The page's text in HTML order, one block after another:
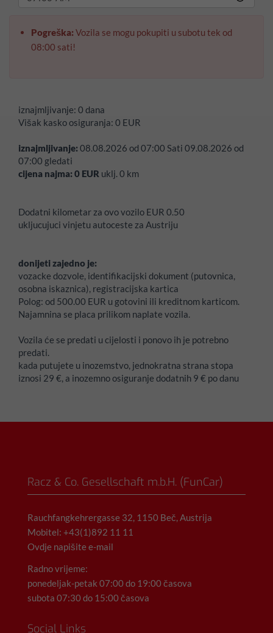
Pogreška: Vozila se mogu pokupiti u subotu tek od
08:00 sati!
iznajmljivanje: 0 dana
Višak kasko osiguranja: 0 EUR
iznajmljivanje:08.08.2026 od 07:00 Sati 09.08.2026 od
07:00 gledati
cijena najma:0 EUR uklj. 0 km
Dodatni kilometar za ovo vozilo EUR 0.50
ukljucujuci vinjetu autoceste za Austriju
donijeti zajedno je:
vozacke dozvole, identifikacijski dokument (putovnica,
osobna iskaznica), registracijska kartica
Polog: od 500.00 EUR u gotovini ili kreditnom karticom.
Najamnina se placa prilikom naplate vozila.
Vozila će se predati u cijelosti i ponovo ih je potrebno
predati.
kada putujete u inozemstvo, jednokratna strana stopa
iznosi 29 €, a inozemno osiguranje dodatnih 9 € po danu
Racz & Co. Gesellschaft m.b.H. (FunCar)
Rauchfangkehrergasse 32, 1150 Beč, Austrija
Mobitel: +43(1)892 11 11
Ovdje napišite e-mail
Radno vrijeme:
ponedeljak-petak 07:00 do 19:00 časova
subota 07:30 do 15:00 časova
Social Links